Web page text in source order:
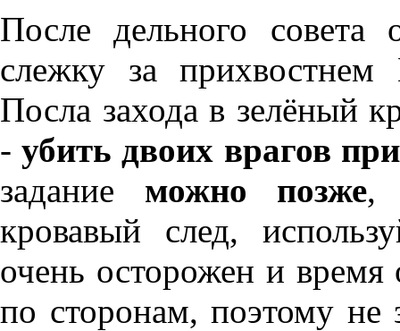
После дельного
слежку за
Посла захода в зелёный
-убить двоих врагов
задание можно позже,
кровавый след,
очень осторожен и время
по сторонам, поэтому не